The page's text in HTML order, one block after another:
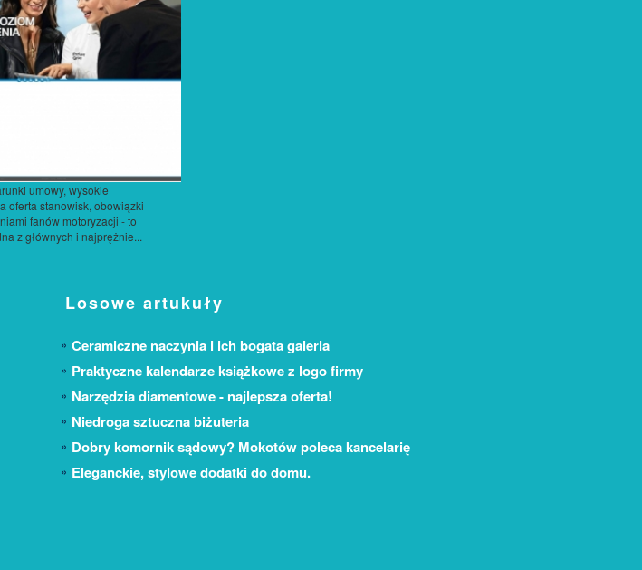
umowy, wysokie
oferta stanowisk, obowiązki
fanów motoryzacji - to
z głównych i najprężnie...
Losowe artukuły
Ceramiczne naczynia i ich bogata galeria
Praktyczne kalendarze książkowe z logo firmy
Narzędzia diamentowe - najlepsza oferta!
Niedroga sztuczna biżuteria
Dobry komornik sądowy? Mokotów poleca kancelarię
Eleganckie, stylowe dodatki do domu.